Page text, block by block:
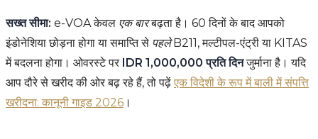
सख्त सीमा: e-VOA केवल एक बारबढ़ता है। 60 दिनों के बाद आपको
इंडोनेशिया छोड़ना होगा या समाप्ति से पहलेB211, मल्टीपल-एंट्री या KITAS
में बदलना होगा। ओवरस्टे पर IDR 1,000,000 प्रति दिनजुर्माना है। यदि
आप दौरे से खरीद की ओर बढ़ रहे हैं, तो पढ़ें एक विदेशी के रूप में बाली में संपत्ति
खरीदना: कानूनी गाइड 2026 ।